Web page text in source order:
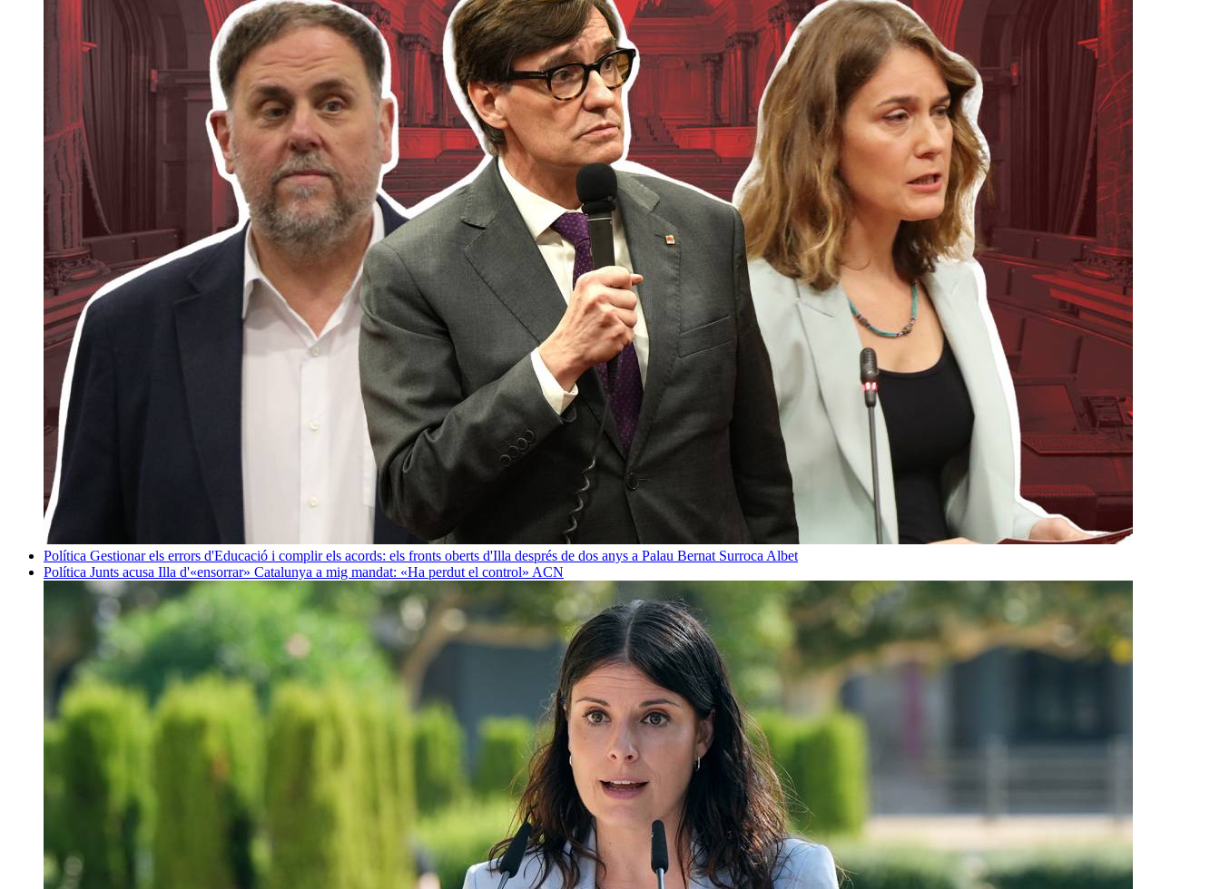
Política Gestionar els errors d'Educació i complir els acords: els fronts oberts d'Illa després de dos anys a Palau Bernat Surroca Albet
Política Junts acusa Illa d'«ensorrar» Catalunya a mig mandat: «Ha perdut el control» ACN